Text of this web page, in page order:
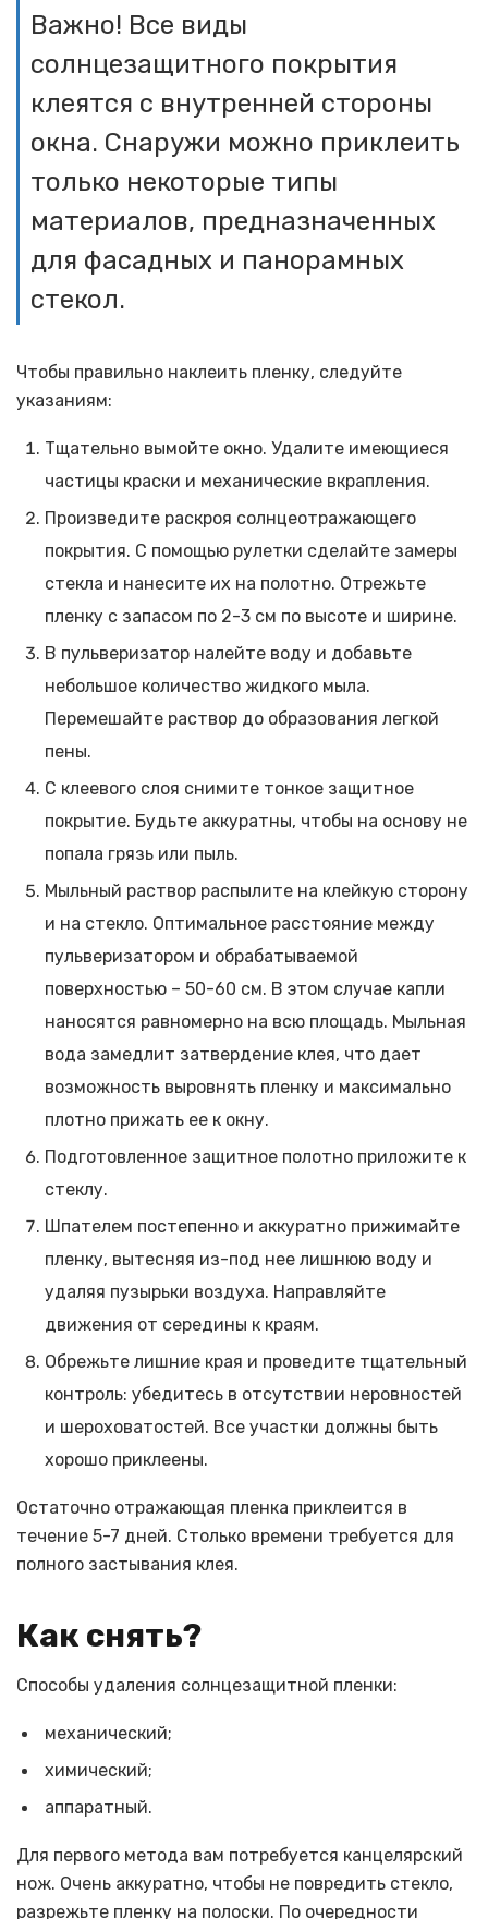
Важно! Все виды
солнцезащитного покрытия
клеятся с внутренней стороны
окна. Снаружи можно приклеить
только некоторые типы
материалов, предназначенных
для фасадных и панорамных
стекол.
Чтобы правильно наклеить пленку, следуйте
указаниям:
Тщательно вымойте окно. Удалите имеющиеся
частицы краски и механические вкрапления.
Произведите раскроя солнцеотражающего
покрытия. С помощью рулетки сделайте замеры
стекла и нанесите их на полотно. Отрежьте
пленку с запасом по 2-3 см по высоте и ширине.
В пульверизатор налейте воду и добавьте
небольшое количество жидкого мыла.
Перемешайте раствор до образования легкой
пены.
С клеевого слоя снимите тонкое защитное
покрытие. Будьте аккуратны, чтобы на основу не
попала грязь или пыль.
Мыльный раствор распылите на клейкую сторону
и на стекло. Оптимальное расстояние между
пульверизатором и обрабатываемой
поверхностью – 50-60 см. В этом случае капли
наносятся равномерно на всю площадь. Мыльная
вода замедлит затвердение клея, что дает
возможность выровнять пленку и максимально
плотно прижать ее к окну.
Подготовленное защитное полотно приложите к
стеклу.
Шпателем постепенно и аккуратно прижимайте
пленку, вытесняя из-под нее лишнюю воду и
удаляя пузырьки воздуха. Направляйте
движения от середины к краям.
Обрежьте лишние края и проведите тщательный
контроль: убедитесь в отсутствии неровностей
и шероховатостей. Все участки должны быть
хорошо приклеены.
Остаточно отражающая пленка приклеится в
течение 5-7 дней. Столько времени требуется для
полного застывания клея.
Как снять?
Способы удаления солнцезащитной пленки:
механический;
химический;
аппаратный.
Для первого метода вам потребуется канцелярский
нож. Очень аккуратно, чтобы не повредить стекло,
разрежьте пленку на полоски. По очередности